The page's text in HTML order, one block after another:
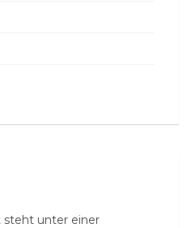
steht unter einer